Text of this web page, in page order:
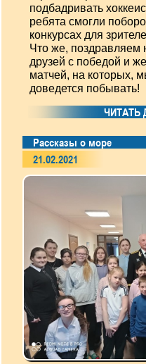
подбадривать
ребята смогли
конкурсах для
Что же, поздравляем
друзей с победой и
матчей, на которых,
доведется побывать!
ЧИТАТЬ
Рассказы о море
21.02.2021